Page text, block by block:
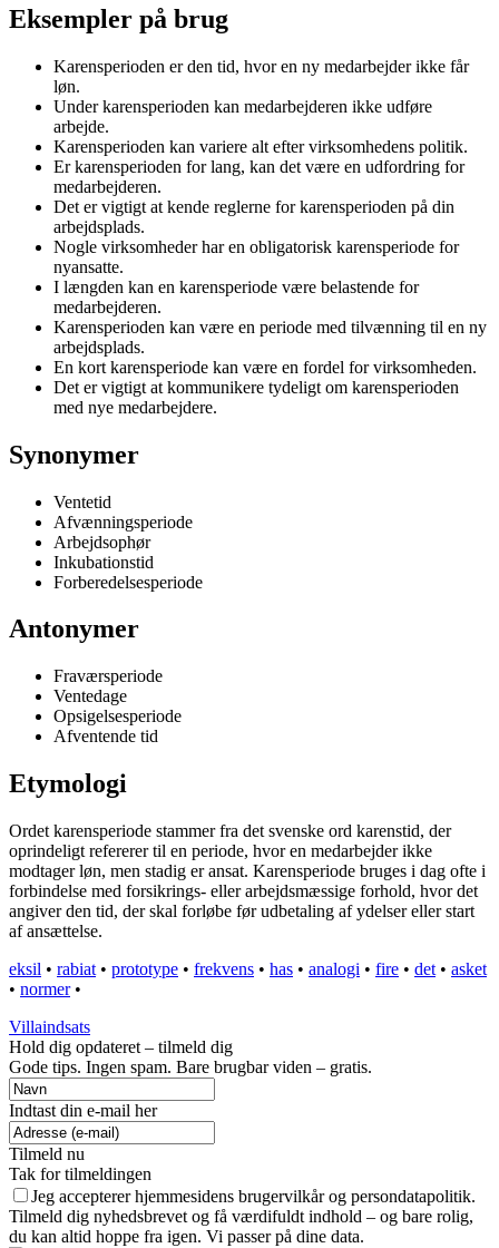
Eksempler på brug
Karensperioden er den tid, hvor en ny medarbejder ikke får
løn.
Under karensperioden kan medarbejderen ikke udføre
arbejde.
Karensperioden kan variere alt efter virksomhedens politik.
Er karensperioden for lang, kan det være en udfordring for
medarbejderen.
Det er vigtigt at kende reglerne for karensperioden på din
arbejdsplads.
Nogle virksomheder har en obligatorisk karensperiode for
nyansatte.
I længden kan en karensperiode være belastende for
medarbejderen.
Karensperioden kan være en periode med tilvænning til en ny
arbejdsplads.
En kort karensperiode kan være en fordel for virksomheden.
Det er vigtigt at kommunikere tydeligt om karensperioden
med nye medarbejdere.
Synonymer
Ventetid
Afvænningsperiode
Arbejdsophør
Inkubationstid
Forberedelsesperiode
Antonymer
Fraværsperiode
Ventedage
Opsigelsesperiode
Afventende tid
Etymologi
Ordet karensperiode stammer fra det svenske ord karenstid, der
oprindeligt refererer til en periode, hvor en medarbejder ikke
modtager løn, men stadig er ansat. Karensperiode bruges i dag ofte i
forbindelse med forsikrings- eller arbejdsmæssige forhold, hvor det
angiver den tid, der skal forløbe før udbetaling af ydelser eller start
af ansættelse.
eksil • rabiat • prototype • frekvens • has • analogi • fire • det • asket
• normer•
Villaindsats
Hold dig opdateret – tilmeld dig
Gode tips. Ingen spam. Bare brugbar viden – gratis.
Indtast din e-mail her
Tilmeld nu
Tak for tilmeldingen
Jeg accepterer hjemmesidens brugervilkår og persondatapolitik.
Tilmeld dig nyhedsbrevet og få værdifuldt indhold – og bare rolig,
du kan altid hoppe fra igen. Vi passer på dine data.